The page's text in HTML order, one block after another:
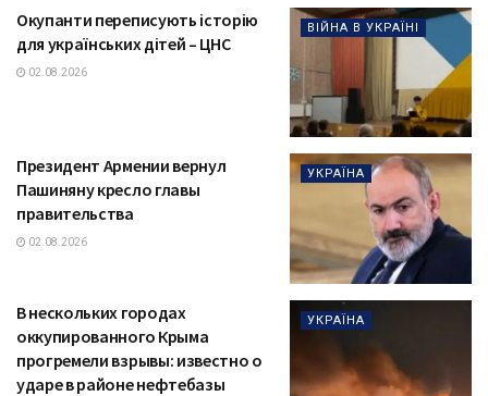
ВІЙНА В УКРАЇНІ
Окупанти переписують історію
для українських дітей – ЦНС
02.08.2026
УКРАЇНА
Президент Армении вернул
Пашиняну кресло главы
правительства
02.08.2026
УКРАЇНА
В нескольких городах
оккупированного Крыма
прогремели взрывы: известно о
ударе в районе нефтебазы